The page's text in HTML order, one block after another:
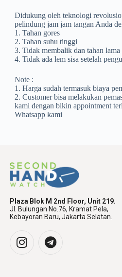
Didukung oleh teknologi
pelindung jam jam tangan Anda
1. Tahan gores
2. Tahan suhu tinggi
3. Tidak membalik dan tahan lama
4. Tidak ada lem sisa setelah
Note :
1. Harga sudah termasuk biaya
2. Customer bisa melakukan
kami dengan bikin appointment
Whatsapp kami
Plaza Blok M 2nd Floor, Unit 219.
Jl. Bulungan No.76, Kramat Pela,
Kebayoran Baru, Jakarta Selatan.